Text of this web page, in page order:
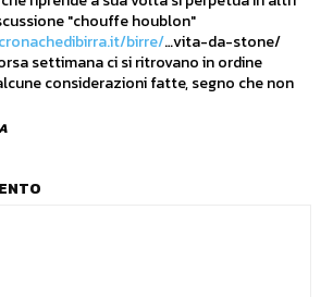
"chouffe houblon"
birre/…vita-da-stone/
settimana ci si ritrovano in ordine
considerazioni fatte, segno che non